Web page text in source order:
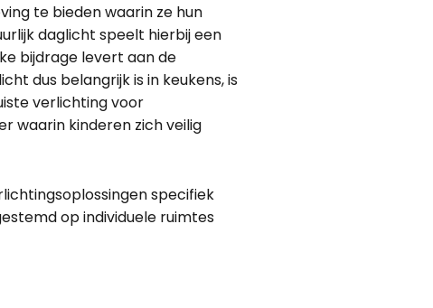
te bieden waarin ze hun
daglicht speelt hierbij een
bijdrage levert aan de
dus belangrijk is in keukens, is
verlichting voor
waarin kinderen zich veilig
specifiek
op individuele ruimtes